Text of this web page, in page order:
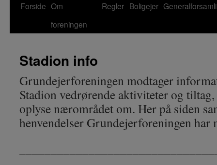
Hop
Forside Om
foreningen
Regler Boligejer
Stadion info
Grundejerforeningen modtager
Stadion vedrørende aktiviteter og
oplyse nærområdet om. Her på siden
henvendelser Grundejerforeningen har